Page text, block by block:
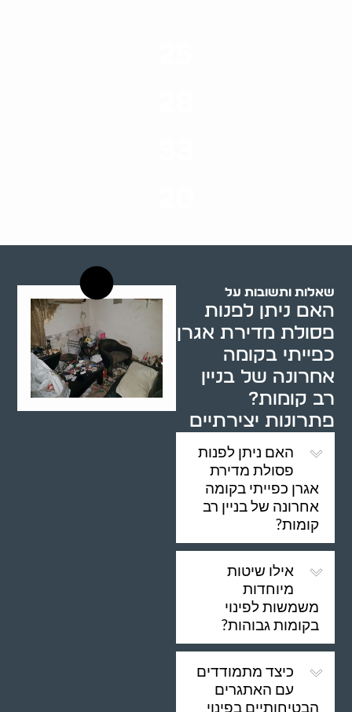
שאלות ותשובות על
האם ניתן לפנות
פסולת מדירת אגרן
כפייתי בקומה
אחרונה של בניין
רב קומות?
פתרונות יצירתיים
האם ניתן לפנות
פסולת מדירת
אגרן כפייתי בקומה
אחרונה של בניין רב
קומות?
אילו שיטות
מיוחדות
משמשות לפינוי
בקומות גבוהות?
כיצד מתמודדים
עם האתגרים
הבטיחותיים בפינוי